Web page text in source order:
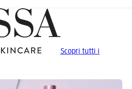
Scopri tutti i